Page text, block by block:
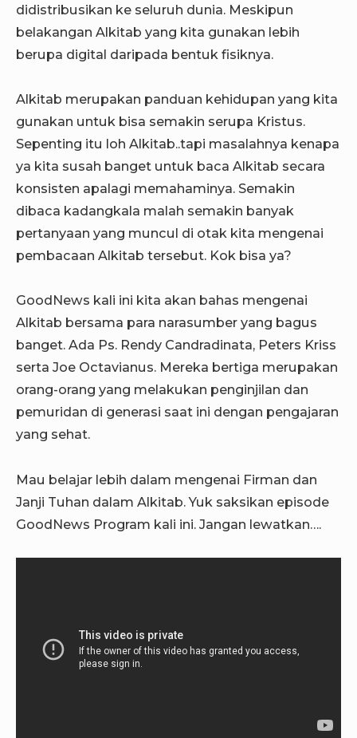
didistribusikan ke seluruh dunia. Meskipun
belakangan Alkitab yang kita gunakan lebih
berupa digital daripada bentuk fisiknya.
Alkitab merupakan panduan kehidupan yang kita
gunakan untuk bisa semakin serupa Kristus.
Sepenting itu loh Alkitab..tapi masalahnya kenapa
ya kita susah banget untuk baca Alkitab secara
konsisten apalagi memahaminya. Semakin
dibaca kadangkala malah semakin banyak
pertanyaan yang muncul di otak kita mengenai
pembacaan Alkitab tersebut. Kok bisa ya?
GoodNews kali ini kita akan bahas mengenai
Alkitab bersama para narasumber yang bagus
banget. Ada Ps. Rendy Candradinata, Peters Kriss
serta Joe Octavianus. Mereka bertiga merupakan
orang-orang yang melakukan penginjilan dan
pemuridan di generasi saat ini dengan pengajaran
yang sehat.
Mau belajar lebih dalam mengenai Firman dan
Janji Tuhan dalam Alkitab. Yuk saksikan episode
GoodNews Program kali ini. Jangan lewatkan….